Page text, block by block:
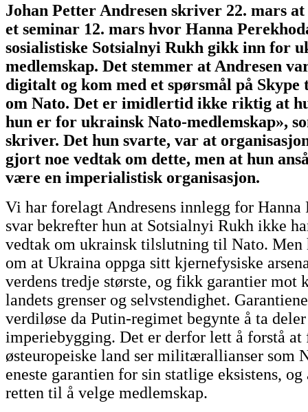
Johan Petter Andresen skriver 22. mars
et seminar 12. mars hvor Hanna
sosialistiske Sotsialnyi Rukh gikk inn for
medlemskap. Det stemmer at Andresen
digitalt og kom med et spørsmål på Skype
om Nato. Det er imidlertid ikke riktig at
hun er for ukrainsk Nato-medlemskap»,
skriver. Det hun svarte, var at
gjort noe vedtak om dette, men at hun
være en imperialistisk organisasjon.
Vi har forelagt Andresens innlegg for Hanna
svar bekrefter hun at Sotsialnyi Rukh ikke
vedtak om ukrainsk tilslutning til Nato. Men
om at Ukraina oppga sitt kjernefysiske
verdens tredje største, og fikk garantier mot
landets grenser og selvstendighet.
verdiløse da Putin-regimet begynte å ta
imperiebygging. Det er derfor lett å forstå
østeuropeiske land ser militærallianser som
eneste garantien for sin statlige eksistens,
retten til å velge medlemskap.